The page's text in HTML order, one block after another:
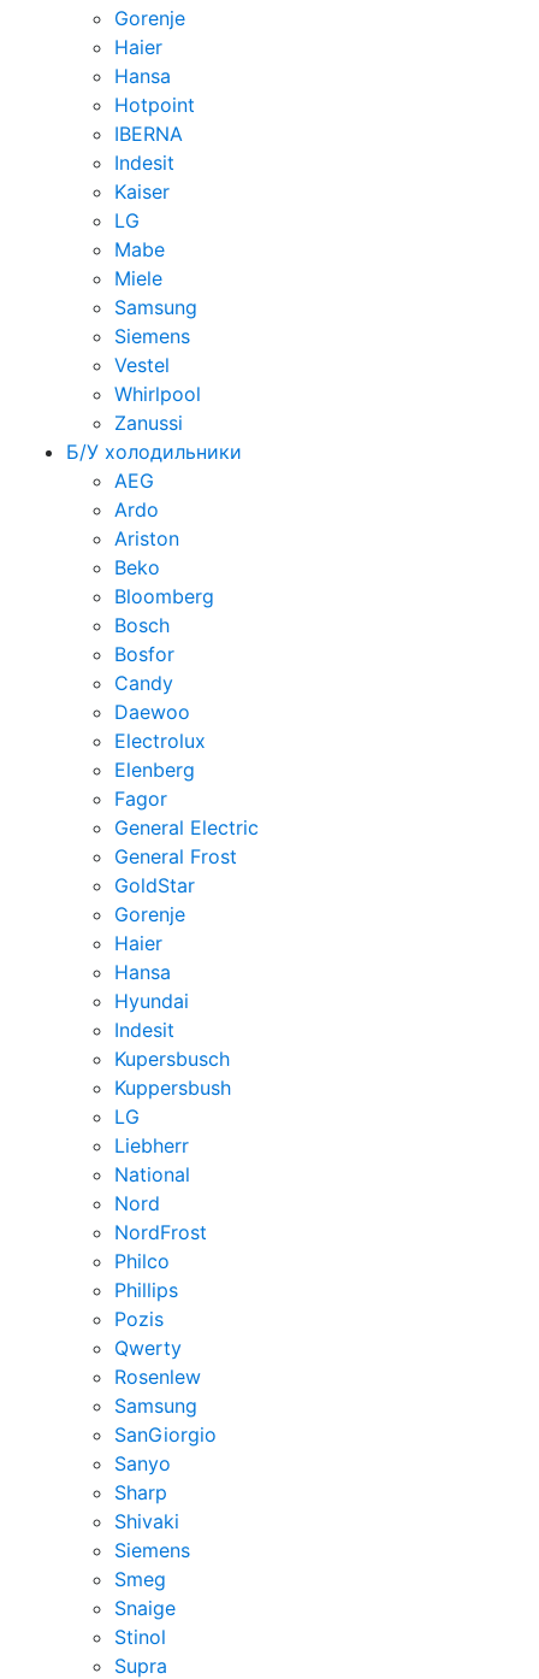
Gorenje
Haier
Hansa
Hotpoint
IBERNA
Indesit
Kaiser
LG
Mabe
Miele
Samsung
Siemens
Vestel
Whirlpool
Zanussi
Б/У холодильники
AEG
Ardo
Ariston
Beko
Bloomberg
Bosch
Bosfor
Candy
Daewoo
Electrolux
Elenberg
Fagor
General Electric
General Frost
GoldStar
Gorenje
Haier
Hansa
Hyundai
Indesit
Kupersbusch
Kuppersbush
LG
Liebherr
National
Nord
NordFrost
Philco
Phillips
Pozis
Qwerty
Rosenlew
Samsung
SanGiorgio
Sanyo
Sharp
Shivaki
Siemens
Smeg
Snaige
Stinol
Supra